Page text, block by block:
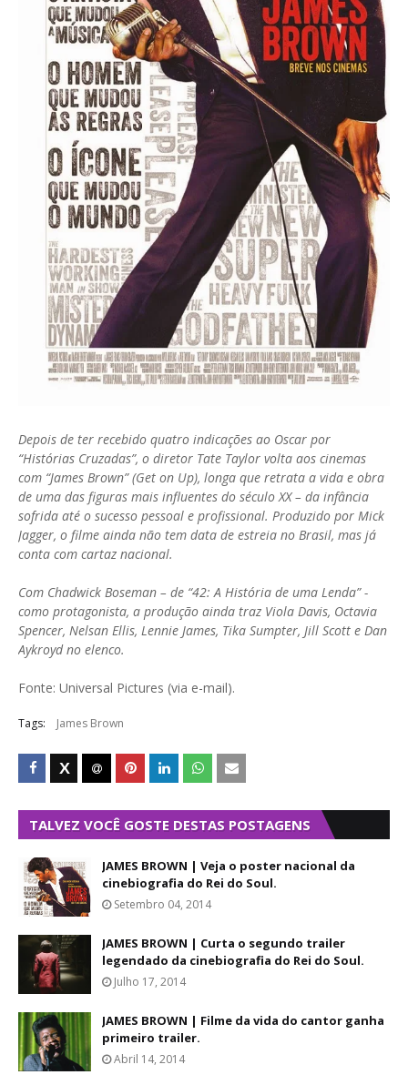
Depois de ter recebido quatro indicações ao Oscar por
“Histórias Cruzadas”, o diretor Tate Taylor volta aos cinemas
com “James Brown” (Get on Up), longa que retrata a vida e obra
de uma das figuras mais influentes do século XX – da infância
sofrida até o sucesso pessoal e profissional. Produzido por Mick
Jagger, o filme ainda não tem data de estreia no Brasil, mas já
conta com cartaz nacional.
Com Chadwick Boseman – de “42: A História de uma Lenda” -
como protagonista, a produção ainda traz Viola Davis, Octavia
Spencer, Nelsan Ellis, Lennie James, Tika Sumpter, Jill Scott e Dan
Aykroyd no elenco.
Fonte: Universal Pictures (via e-mail).
Tags: James Brown
TALVEZ VOCÊ GOSTE DESTAS POSTAGENS
JAMES BROWN | Veja o poster nacional da
cinebiografia do Rei do Soul.
Setembro 04, 2014
JAMES BROWN | Curta o segundo trailer
legendado da cinebiografia do Rei do Soul.
Julho 17, 2014
JAMES BROWN | Filme da vida do cantor ganha
primeiro trailer.
Abril 14, 2014